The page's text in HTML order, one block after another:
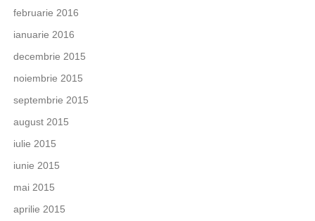
februarie 2016
ianuarie 2016
decembrie 2015
noiembrie 2015
septembrie 2015
august 2015
iulie 2015
iunie 2015
mai 2015
aprilie 2015